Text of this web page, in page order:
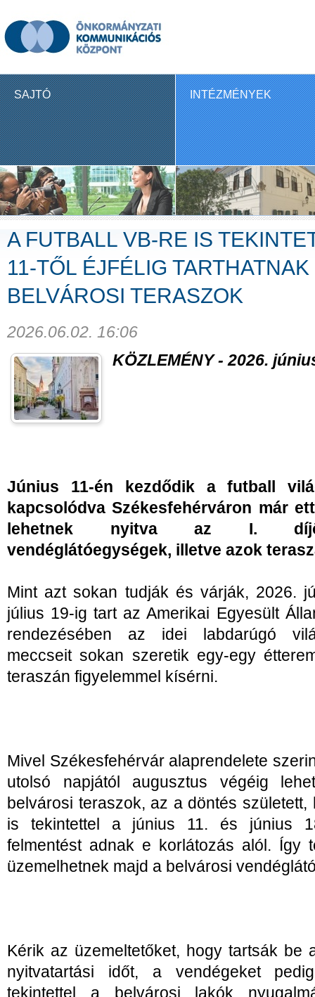
SAJTÓ INTÉZMÉNYEK
A FUTBALL VB-RE IS
11-TŐL ÉJFÉLIG TARTHATNAK
BELVÁROSI TERASZOK
2026.06.02. 16:06
KÖZLEMÉNY - 2026.
Június 11-én kezdődik a futball
kapcsolódva Székesfehérváron már
lehetnek nyitva az I.
vendéglátóegységek, illetve azok
Mint azt sokan tudják és várják, 2026.
július 19-ig tart az Amerikai Egyesült
rendezésében az idei labdarúgó
meccseit sokan szeretik egy-egy
teraszán figyelemmel kísérni.
Mivel Székesfehérvár alaprendelete
utolsó napjától augusztus végéig
belvárosi teraszok, az a döntés
is tekintettel a június 11. és június
felmentést adnak e korlátozás alól. Így
üzemelhetnek majd a belvárosi
Kérik az üzemeltetőket, hogy tartsák be
nyitvatartási időt, a vendégeket
tekintettel a belvárosi lakók